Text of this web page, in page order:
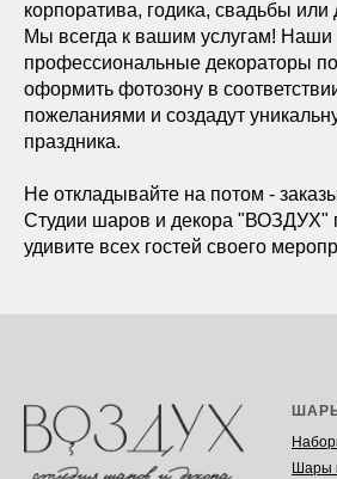
корпоратива, годика, свадьбы или
Мы всегда к вашим услугам! Наши
профессиональные декораторы
оформить фотозону в
пожеланиями и создадут
праздника.
Не откладывайте на потом -
Студии шаров и декора "ВОЗДУХ"
удивите всех гостей своего
Шары